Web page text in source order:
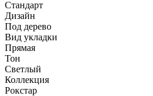
Стандарт
Дизайн
Под дерево
Вид укладки
Прямая
Тон
Светлый
Коллекция
Рокстар